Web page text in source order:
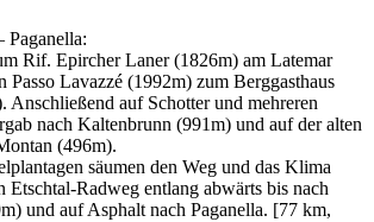
Paganella:
Rif. Epircher Laner (1826m) am Latemar
Passo Lavazzé (1992m) zum Berggasthaus
Anschließend auf Schotter und mehreren
nach Kaltenbrunn (991m) und auf der alten
(496m).
säumen den Weg und das Klima
Radweg entlang abwärts bis nach
und auf Asphalt nach Paganella. [77 km,